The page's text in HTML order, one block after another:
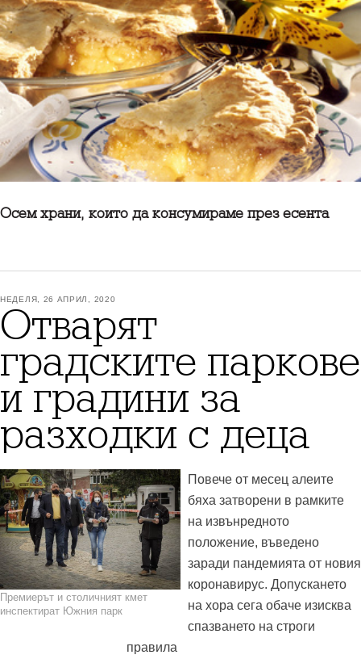
Осем храни, които да консумираме през есента
НЕДЕЛЯ, 26 АПРИЛ, 2020
Отварят
градските паркове
и градини за
разходки с деца
Премиерът и столичният кмет
инспектират Южния парк
Повече от месец алеите
бяха затворени в рамките
на извънредното
положение, въведено
заради пандемията от новия
коронавирус. Допускането
на хора сега обаче изисква
спазването на строги
правила